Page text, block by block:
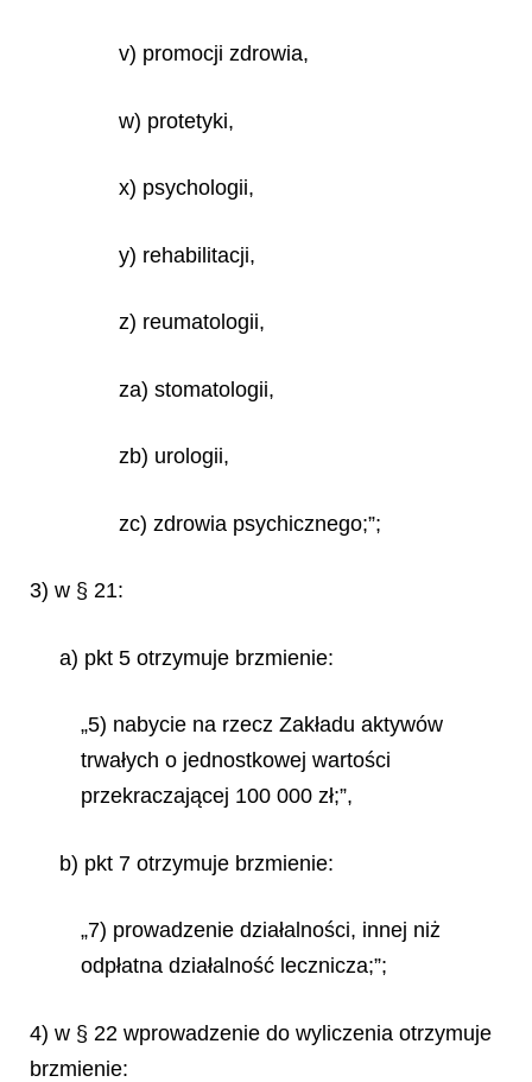
v) promocji zdrowia,
w) protetyki,
x) psychologii,
y) rehabilitacji,
z) reumatologii,
za) stomatologii,
zb) urologii,
zc) zdrowia psychicznego;”;
3) w § 21:
a) pkt 5 otrzymuje brzmienie:
„5) nabycie na rzecz Zakładu aktywów
trwałych o jednostkowej wartości
przekraczającej 100 000 zł;”,
b) pkt 7 otrzymuje brzmienie:
„7) prowadzenie działalności, innej niż
odpłatna działalność lecznicza;”;
4) w § 22 wprowadzenie do wyliczenia otrzymuje
brzmienie: